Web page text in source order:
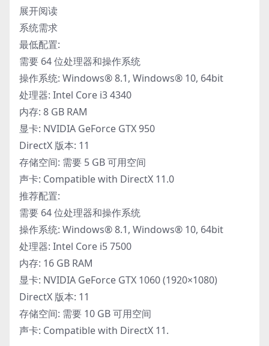
展开阅读
系统需求
最低配置:
需要 64 位处理器和操作系统
操作系统: Windows® 8.1, Windows® 10, 64bit
处理器: Intel Core i3 4340
内存: 8 GB RAM
显卡: NVIDIA GeForce GTX 950
DirectX 版本: 11
存储空间: 需要 5 GB 可用空间
声卡: Compatible with DirectX 11.0
推荐配置:
需要 64 位处理器和操作系统
操作系统: Windows® 8.1, Windows® 10, 64bit
处理器: Intel Core i5 7500
内存: 16 GB RAM
显卡: NVIDIA GeForce GTX 1060 (1920×1080)
DirectX 版本: 11
存储空间: 需要 10 GB 可用空间
声卡: Compatible with DirectX 11.